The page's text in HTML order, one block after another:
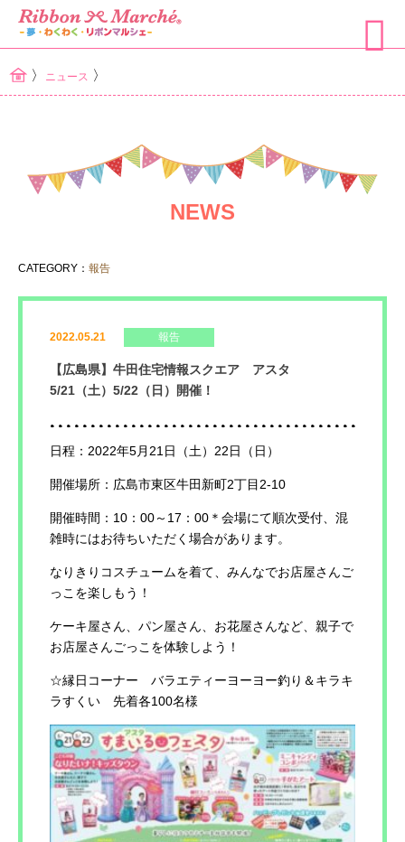
〉 ニュース 〉
NEWS
CATEGORY： 報告
2022.05.21 報告
【広島県】牛田住宅情報スクエア アスタ
5/21（土）5/22（日）開催！
日程：2022年5月21日（土）22日（日）
開催場所：広島市東区牛田新町2丁目2-10
開催時間：10：00～17：00＊会場にて順次受付、混
雑時にはお待ちいただく場合があります。
なりきりコスチュームを着て、みんなでお店屋さんご
っこを楽しもう！
ケーキ屋さん、パン屋さん、お花屋さんなど、親子で
お店屋さんごっこを体験しよう！
☆縁日コーナー バラエティーヨーヨー釣り＆キラキ
ラすくい 先着各100名様